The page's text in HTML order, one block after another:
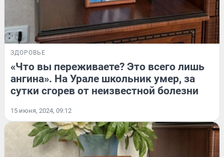
ЗДОРОВЬЕ
«Что вы переживаете? Это всего лишь
ангина». На Урале школьник умер, за
сутки сгорев от неизвестной болезни
15 июня, 2024, 09:12